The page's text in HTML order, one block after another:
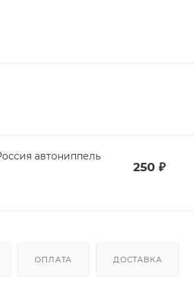
автониппель
250 ₽
ОПЛАТА ДОСТАВКА